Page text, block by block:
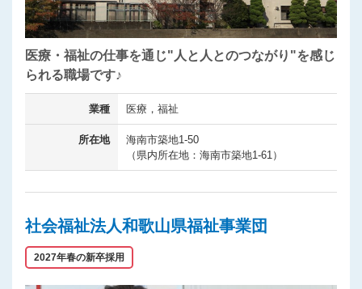
医療・福祉の仕事を通じ"人と人とのつながり"を感じ
られる職場です♪
業種 医療，福祉
所在地
海南市築地1-50
（県内所在地：海南市築地1-61）
社会福祉法人和歌山県福祉事業団
2027年春の新卒採用